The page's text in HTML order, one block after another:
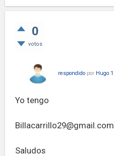
0
votos
respondido por Hugo 1
Yo tengo
Billacarrillo29@gmail.com
Saludos